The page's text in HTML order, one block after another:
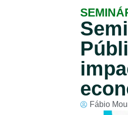
Principal
Notícias
Equipe
Contato
Sobre
Fábio